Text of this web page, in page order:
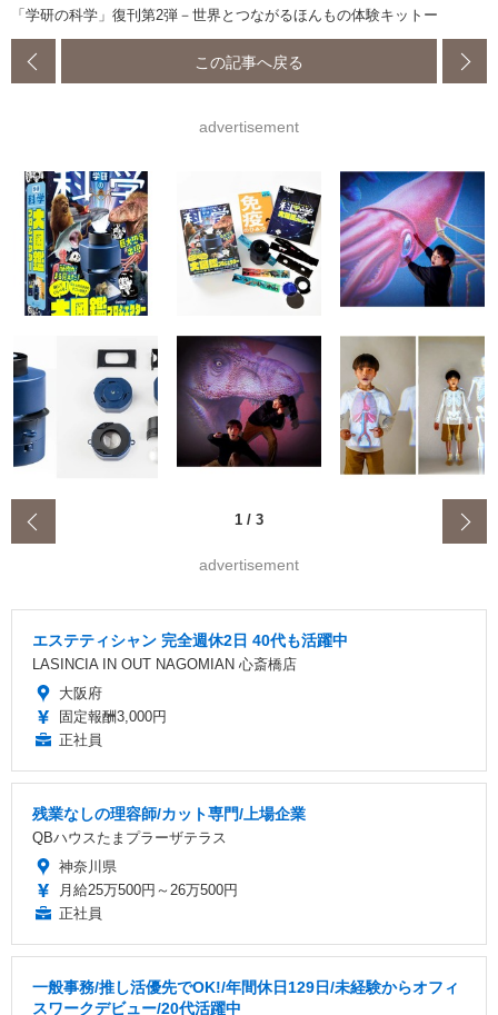
「学研の科学」復刊第2弾－世界とつながるほんもの体験キットー
この記事へ戻る
advertisement
1 / 3
advertisement
エステティシャン 完全週休2日 40代も活躍中
LASINCIA IN OUT NAGOMIAN 心斎橋店
大阪府
固定報酬3,000円
正社員
残業なしの理容師/カット専門/上場企業
QBハウスたまプラーザテラス
神奈川県
月給25万500円～26万500円
正社員
一般事務/推し活優先でOK!/年間休日129日/未経験からオフィ
スワークデビュー/20代活躍中